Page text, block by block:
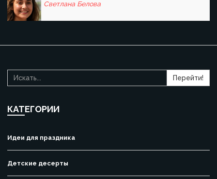
Светлана Белова
Перейти!
КАТЕГОРИИ
Идеи для праздника
Детские десерты